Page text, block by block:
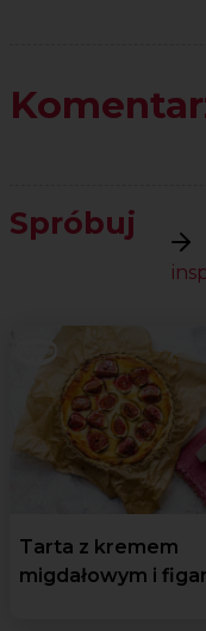
Spróbuj
Tarta z kremem
migdałowym i